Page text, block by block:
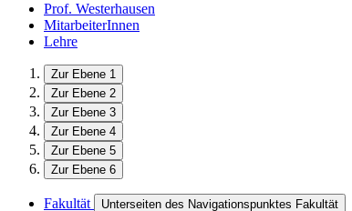
Prof. Westerhausen
MitarbeiterInnen
Lehre
Zur Ebene 1
Zur Ebene 2
Zur Ebene 3
Zur Ebene 4
Zur Ebene 5
Zur Ebene 6
Fakultät Unterseiten des Navigationspunktes Fakultät